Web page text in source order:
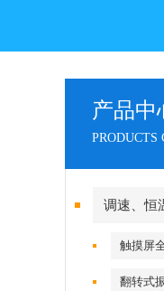
产品中
PRODUCTS
调速、恒
触摸屏
翻转式